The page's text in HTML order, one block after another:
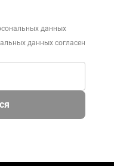
данных
данных согласен